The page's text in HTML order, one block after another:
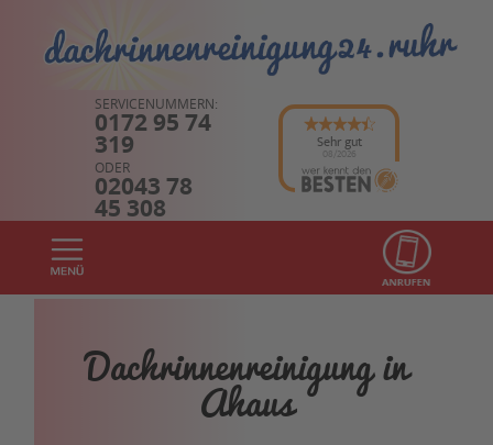
SERVICENUMMERN:
0172 95 74
319
ODER
02043 78
45 308
Sehr gut
08/2026
Dachrinnenreinigung in
Ahaus